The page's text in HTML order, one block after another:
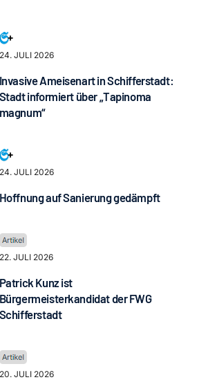
24. JULI 2026
Invasive Ameisenart in Schifferstadt:
Stadt informiert über „Tapinoma
magnum“
24. JULI 2026
Hoffnung auf Sanierung gedämpft
22. JULI 2026
Patrick Kunz ist
Bürgermeisterkandidat der FWG
Schifferstadt
20. JULI 2026